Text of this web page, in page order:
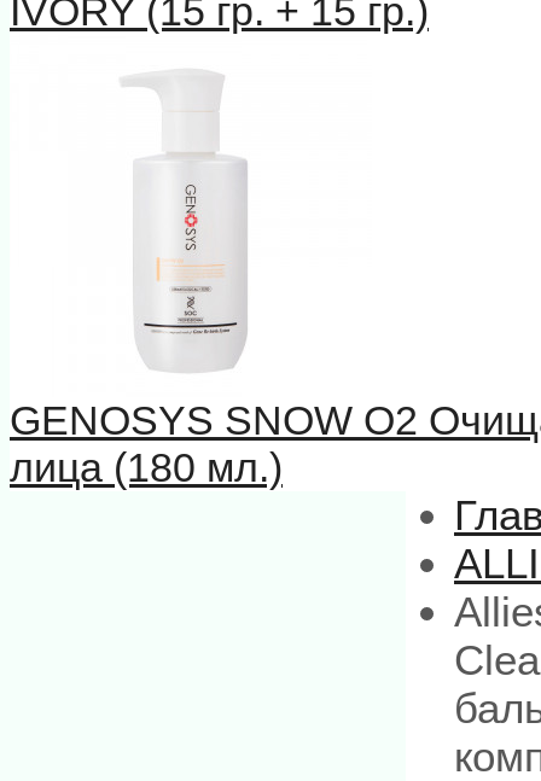
IVORY (15 гр. + 15 гр.)
GENOSYS SNOW О2
лица (180 мл.)